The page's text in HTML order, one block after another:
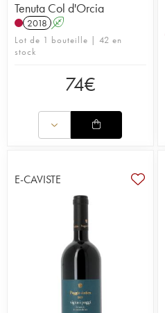
Tenuta Col d'Orcia
2018 A
Lot de 1 bouteille | 42 en
stock
74€
E-CAVISTE